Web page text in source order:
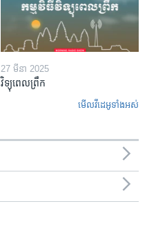
27 មីនា 2025
វិទ្យុពេលព្រឹក
មើល​វីដេអូ​ទាំង​អស់